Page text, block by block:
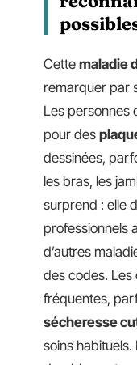
Cette maladie
remarquer par
Les personnes
pour des
dessinées,
les bras, les
surprend : elle
professionnels
d’autres
des codes. Les
fréquentes,
sécheresse
soins habituels.